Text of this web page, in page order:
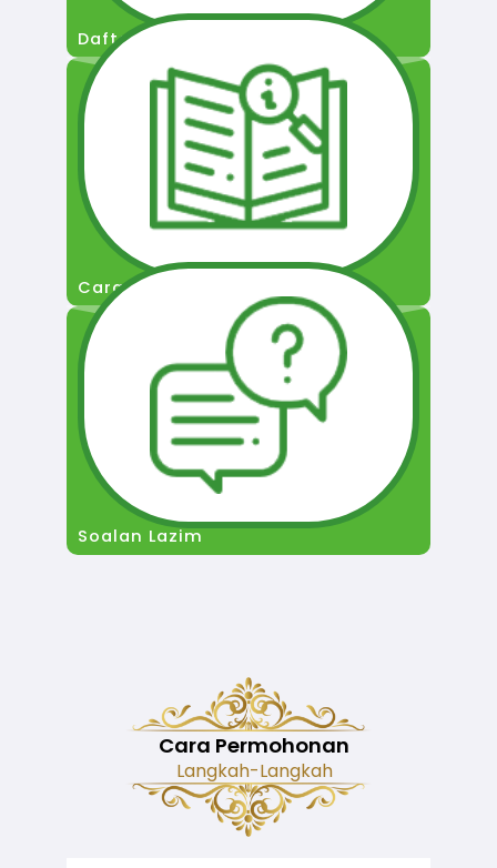
Daftar Pengguna
Cara Permohonan
Soalan Lazim
Cara Permohonan
Langkah-Langkah